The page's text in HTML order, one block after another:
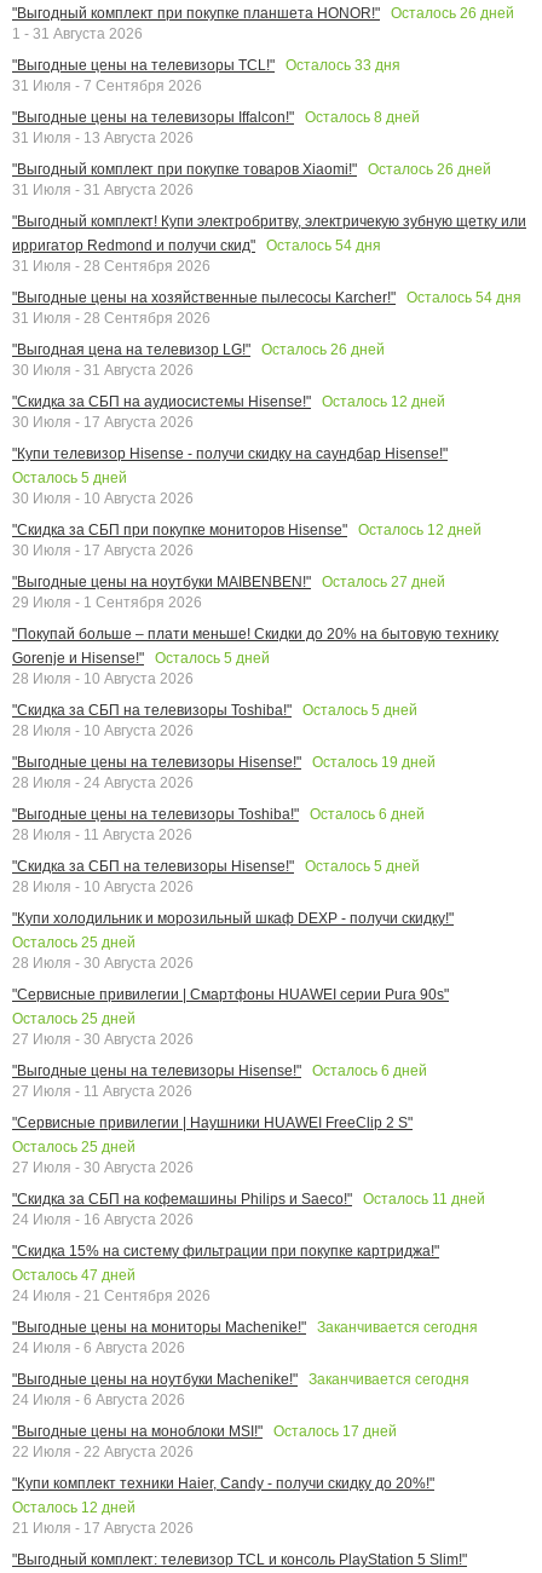
"Выгодный комплект при покупке планшета HONOR!"
Осталось 26 дней
1 - 31 Августа 2026
"Выгодные цены на телевизоры TCL!"
Осталось 33 дня
31 Июля - 7 Сентября 2026
"Выгодные цены на телевизоры Iffalcon!"
Осталось 8 дней
31 Июля - 13 Августа 2026
"Выгодный комплект при покупке товаров Xiaomi!"
Осталось 26 дней
31 Июля - 31 Августа 2026
"Выгодный комплект! Купи электробритву, электричекую зубную щетку или
ирригатор Redmond и получи скид"
Осталось 54 дня
31 Июля - 28 Сентября 2026
"Выгодные цены на хозяйственные пылесосы Karcher!"
Осталось 54 дня
31 Июля - 28 Сентября 2026
"Выгодная цена на телевизор LG!"
Осталось 26 дней
30 Июля - 31 Августа 2026
"Скидка за СБП на аудиосистемы Hisense!"
Осталось 12 дней
30 Июля - 17 Августа 2026
"Купи телевизор Hisense - получи скидку на саундбар Hisense!"
Осталось 5 дней
30 Июля - 10 Августа 2026
"Скидка за СБП при покупке мониторов Hisense"
Осталось 12 дней
30 Июля - 17 Августа 2026
"Выгодные цены на ноутбуки MAIBENBEN!"
Осталось 27 дней
29 Июля - 1 Сентября 2026
"Покупай больше – плати меньше! Скидки до 20% на бытовую технику
Gorenje и Hisense!"
Осталось 5 дней
28 Июля - 10 Августа 2026
"Скидка за СБП на телевизоры Toshiba!"
Осталось 5 дней
28 Июля - 10 Августа 2026
"Выгодные цены на телевизоры Hisense!"
Осталось 19 дней
28 Июля - 24 Августа 2026
"Выгодные цены на телевизоры Toshiba!"
Осталось 6 дней
28 Июля - 11 Августа 2026
"Скидка за СБП на телевизоры Hisense!"
Осталось 5 дней
28 Июля - 10 Августа 2026
"Купи холодильник и морозильный шкаф DEXP - получи скидку!"
Осталось 25 дней
28 Июля - 30 Августа 2026
"Сервисные привилегии | Смартфоны HUAWEI серии Pura 90s"
Осталось 25 дней
27 Июля - 30 Августа 2026
"Выгодные цены на телевизоры Hisense!"
Осталось 6 дней
27 Июля - 11 Августа 2026
"Сервисные привилегии | Наушники HUAWEI FreeClip 2 S"
Осталось 25 дней
27 Июля - 30 Августа 2026
"Скидка за СБП на кофемашины Philips и Saeco!"
Осталось 11 дней
24 Июля - 16 Августа 2026
"Скидка 15% на систему фильтрации при покупке картриджа!"
Осталось 47 дней
24 Июля - 21 Сентября 2026
"Выгодные цены на мониторы Machenike!"
Заканчивается сегодня
24 Июля - 6 Августа 2026
"Выгодные цены на ноутбуки Machenike!"
Заканчивается сегодня
24 Июля - 6 Августа 2026
"Выгодные цены на моноблоки MSI!"
Осталось 17 дней
22 Июля - 22 Августа 2026
"Купи комплект техники Haier, Candy - получи скидку до 20%!"
Осталось 12 дней
21 Июля - 17 Августа 2026
"Выгодный комплект: телевизор TCL и консоль PlayStation 5 Slim!"